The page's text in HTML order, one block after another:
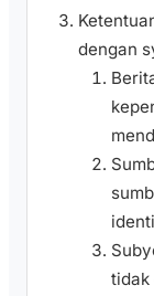
dengan
tidak